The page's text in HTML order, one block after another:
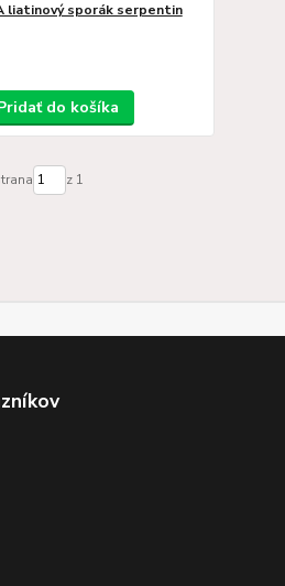
liatinový sporák serpentin
do košíka
z 1